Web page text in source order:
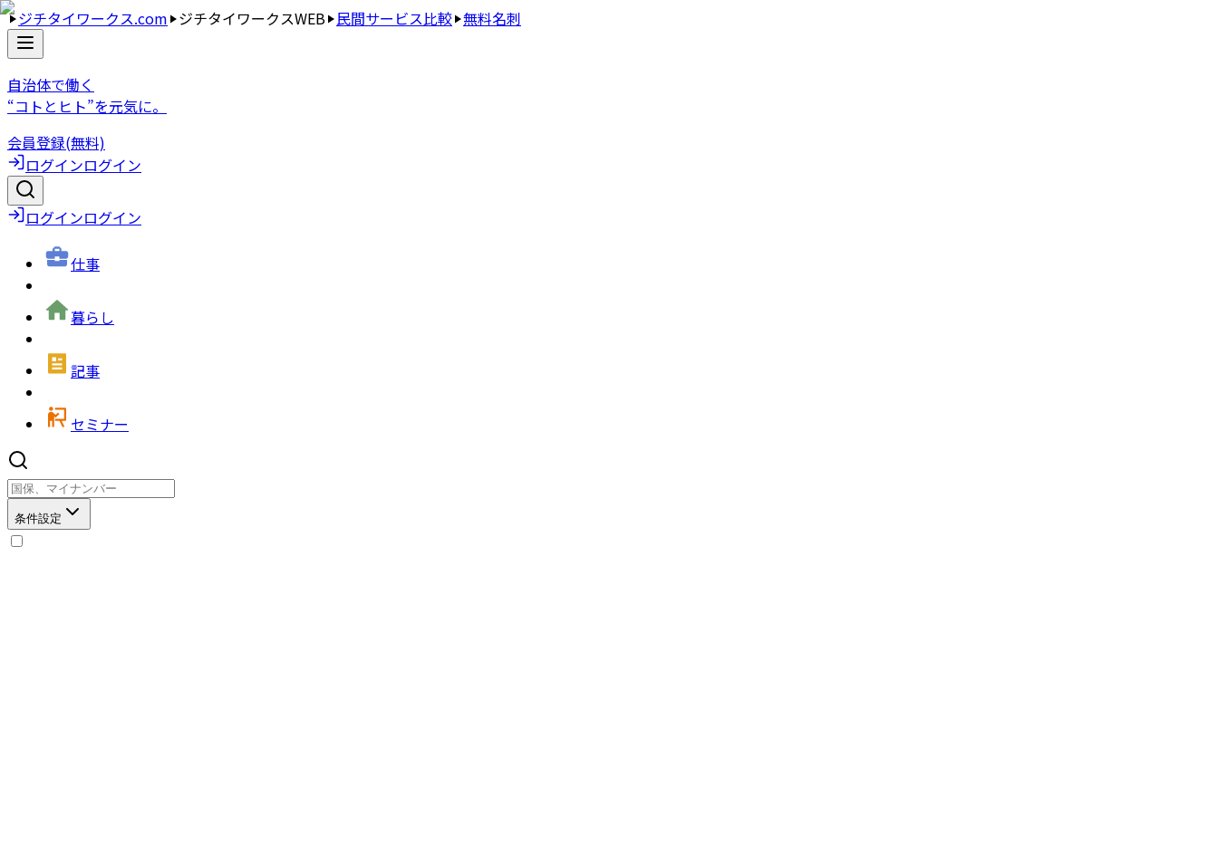
ジチタイワークス.com ジチタイワークスWEB 民間サービス比較 無料名刺
自治体で働く
“コトとヒト”を元気に。
会員登録(無料)
ログインログイン
ログインログイン
仕事
暮らし
記事
セミナー
条件設定